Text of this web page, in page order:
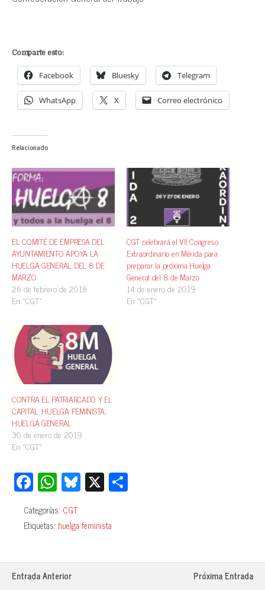
Comparte esto:
Facebook Bluesky Telegram
WhatsApp X Correo electrónico
Relacionado
EL COMITÉ DE EMPRESA DEL
AYUNTAMIENTO APOYA LA
HUELGA GENERAL DEL 8 DE
MARZO
26 de febrero de 2018
En «CGT»
CGT celebrará el VII Congreso
Extraordinario en Mérida para
preparar la próxima Huelga
General del 8 de Marzo
14 de enero de 2019
En «CGT»
CONTRA EL PATRIARCADO Y EL
CAPITAL: HUELGA FEMINISTA,
HUELGA GENERAL
30 de enero de 2019
En «CGT»
Fa
ce
bo
ok
W
ha
ts
A
pp
Bl
ue
sk
y
X
rti
Categorías: CGT
Etiquetas: huelga feminista
Entrada Anterior
Próxima Entrada